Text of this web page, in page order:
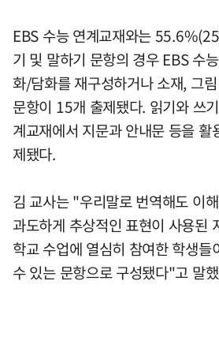
EBS 수능 연계교재와는
기 및 말하기 문항의 경우 EBS 수
화/담화를 재구성하거나 소재, 그
문항이 15개 출제됐다. 읽기와 쓰
계교재에서 지문과 안내문 등을
제됐다.
김 교사는 "우리말로 번역해도 이
과도하게 추상적인 표현이 사용된
학교 수업에 열심히 참여한 학생들
수 있는 문항으로 구성됐다"고 말